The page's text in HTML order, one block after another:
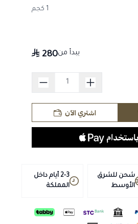
1 كجم
يبدأ من280
اشتري الآن
شحن للشرق
الأوسط
2-3 أيام داخل
المملكة